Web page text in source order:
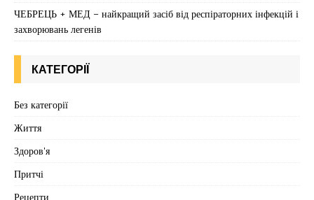
ЧЕБРЕЦЬ + МЕД – найкращий засіб від респіраторних інфекцій і
захворювань легенів
КАТЕГОРІЇ
Без категорії
Життя
Здоров'я
Притчі